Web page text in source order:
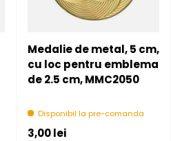
Medalie de metal, 5 cm,
cu loc pentru emblema
de 2.5 cm, MMC2050
Disponibil la pre-comanda
Pret initial
3,00 lei